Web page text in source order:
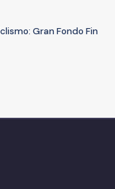
Gran Fondo Fin